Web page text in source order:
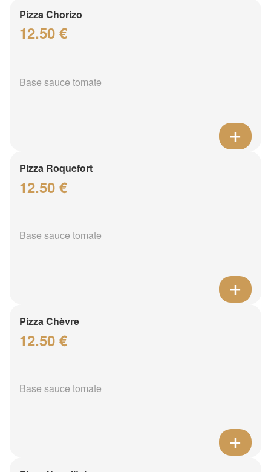
Pizza Chorizo
12.50 €
Base sauce tomate
Pizza Roquefort
12.50 €
Base sauce tomate
Pizza Chèvre
12.50 €
Base sauce tomate